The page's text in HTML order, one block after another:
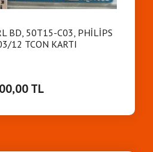
BD, 50T15-C03, PHİLİPS
12 TCON KARTI
TL